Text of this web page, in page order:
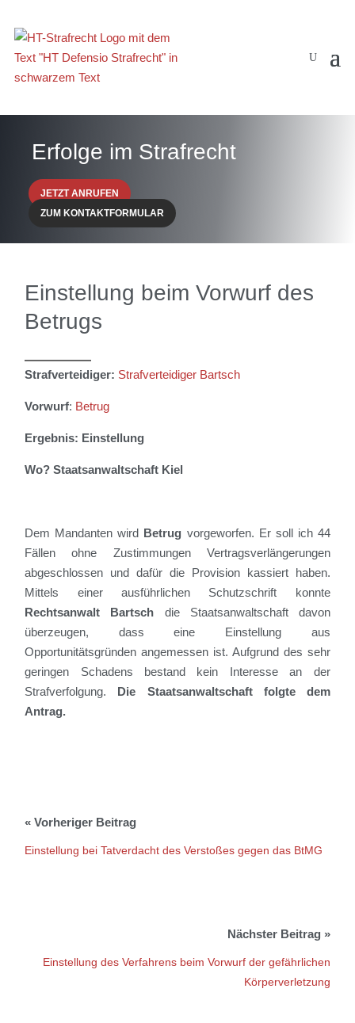
Erfolge im Strafrecht
JETZT ANRUFEN
ZUM KONTAKTFORMULAR
Einstellung beim Vorwurf des
Betrugs
Strafverteidiger: Strafverteidiger Bartsch
Vorwurf: Betrug
Ergebnis: Einstellung
Wo?Staatsanwaltschaft Kiel
Dem Mandanten wird Betrug vorgeworfen. Er soll ich 44
Fällen ohne Zustimmungen Vertragsverlängerungen
abgeschlossen und dafür die Provision kassiert haben.
Mittels einer ausführlichen Schutzschrift konnte
Rechtsanwalt Bartsch die Staatsanwaltschaft davon
überzeugen, dass eine Einstellung aus
Opportunitätsgründen angemessen ist. Aufgrund des sehr
geringen Schadens bestand kein Interesse an der
Strafverfolgung. Die Staatsanwaltschaft folgte dem
Antrag.
Einstellung bei Tatverdacht des Verstoßes gegen das BtMG
Einstellung des Verfahrens beim Vorwurf der gefährlichen
Körperverletzung